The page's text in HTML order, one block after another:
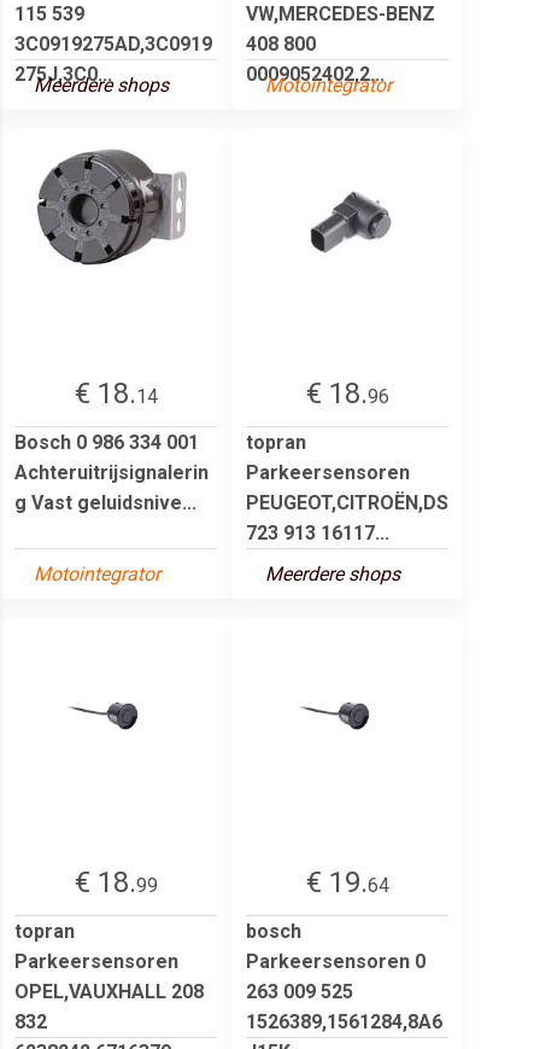
115 539
3C0919275AD,3C0919
275J,3C0...
Meerdere shops
VW,MERCEDES-BENZ
408 800
0009052402,2...
Motointegrator
€ 18.14
Bosch 0 986 334 001
Achteruitrijsignalerin
g Vast geluidsnive...
Motointegrator
€ 18.96
topran
Parkeersensoren
PEUGEOT,CITROËN,DS
723 913 16117...
Meerdere shops
€ 18.99
topran
Parkeersensoren
OPEL,VAUXHALL 208
832
€ 19.64
bosch
Parkeersensoren 0
263 009 525
1526389,1561284,8A6